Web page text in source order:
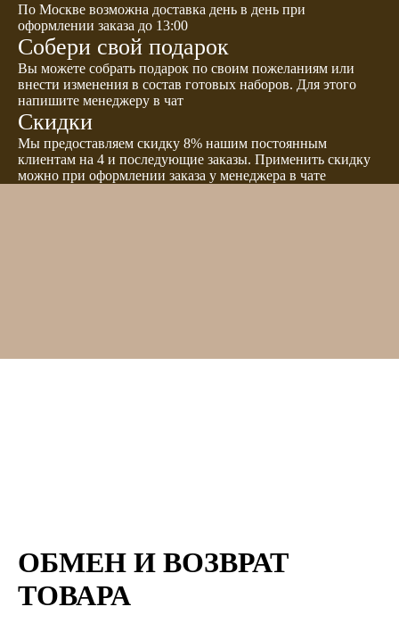
По Москве возможна доставка день в день при
оформлении заказа до 13:00
Собери свой подарок
Вы можете собрать подарок по своим пожеланиям или
внести изменения в состав готовых наборов. Для этого
напишите менеджеру в чат
Скидки
Мы предоставляем скидку 8% нашим постоянным
клиентам на 4 и последующие заказы. Применить скидку
можно при оформлении заказа у менеджера в чате
ОБМЕН И ВОЗВРАТ
ТОВАРА